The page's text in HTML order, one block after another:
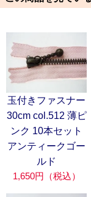
玉付きファスナー
30cm col.512 薄ピ
ンク 10本セット
アンティークゴー
ルド
1,650円（税込）